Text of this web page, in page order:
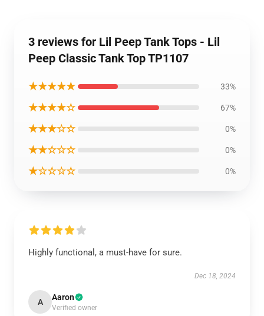
3 reviews for Lil Peep Tank Tops - Lil
Peep Classic Tank Top TP1107
★★★★★ 33%
★★★★☆ 67%
★★★☆☆ 0%
★★☆☆☆ 0%
★☆☆☆☆ 0%
Highly functional, a must-have for sure.
Dec 18, 2024
A Aaron
Verified owner